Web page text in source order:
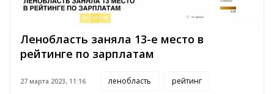
Ленобласть заняла 13-е место в
рейтинге по зарплатам
27 марта 2023, 11:16 ленобласть рейтинг